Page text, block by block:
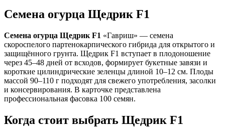
Семена огурца Щедрик F1
Семена огурца Щедрик F1 «Гавриш» — семена
скороспелого партенокарпического гибрида для открытого и
защищённого грунта. Щедрик F1 вступает в плодоношение
через 45–48 дней от всходов, формирует букетные завязи и
короткие цилиндрические зеленцы длиной 10–12 см. Плоды
массой 90–110 г подходят для свежего употребления, засолки
и консервирования. В карточке представлена
профессиональная фасовка 100 семян.
Когда стоит выбрать Щедрик F1